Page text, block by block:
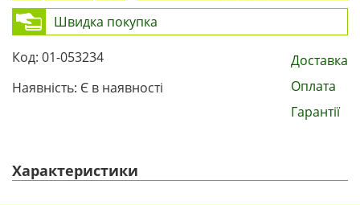
Швидка покупка
Код: 01-053234
Наявність: Є в наявності
Доставка
Оплата
Гарантії
Характеристики